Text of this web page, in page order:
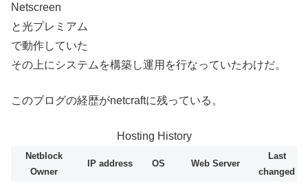
Netscreen
と光プレミアム
で動作していた
その上にシステムを構築し運用を行なっていたわけだ。
このブログの経歴がnetcraftに残っている。
Hosting History
Netblock
Owner
IP address OS Web Server
Last
changed